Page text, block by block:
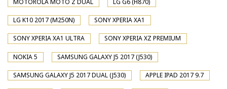
LG K10 2017 (M250N) SONY XPERIA XA1
SONY XPERIA XA1 ULTRA SONY XPERIA XZ PREMIUM
NOKIA 5 SAMSUNG GALAXY J5 2017 (J530)
SAMSUNG GALAXY J5 2017 DUAL (J530) APPLE IPAD 2017 9.7